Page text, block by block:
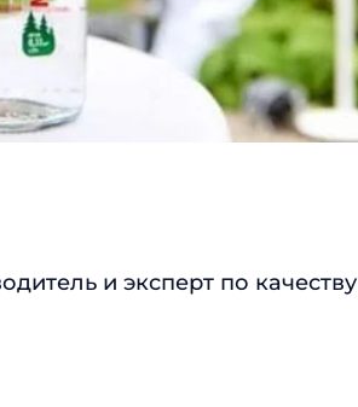
и эксперт по качеству